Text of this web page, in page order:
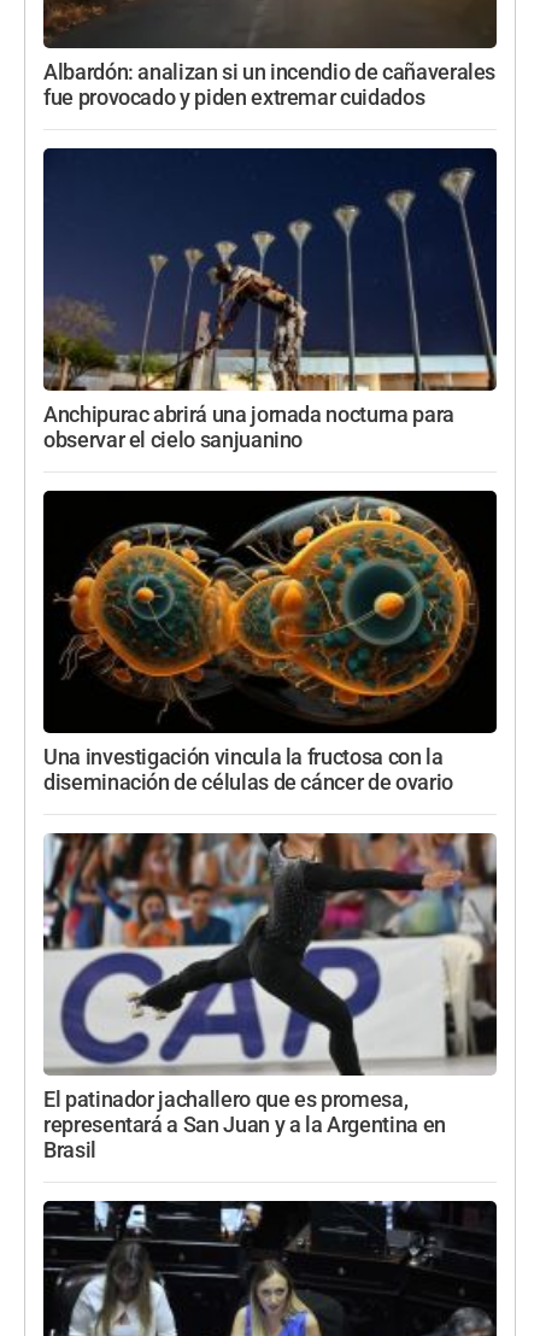
Albardón: analizan si un incendio de cañaverales
fue provocado y piden extremar cuidados
Anchipurac abrirá una jornada nocturna para
observar el cielo sanjuanino
Una investigación vincula la fructosa con la
diseminación de células de cáncer de ovario
El patinador jachallero que es promesa,
representará a San Juan y a la Argentina en
Brasil